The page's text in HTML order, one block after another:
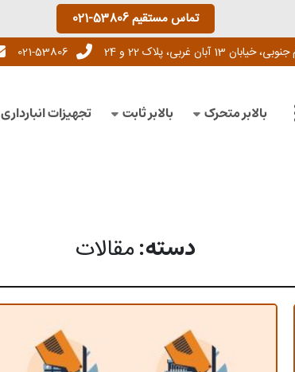
تماس مستقیم021-53806
غربی، پلاک 22 و 24 021-53806
بالابر متحرک بالابر ثابت تجهیزات انبارداری
دسته:مقالات